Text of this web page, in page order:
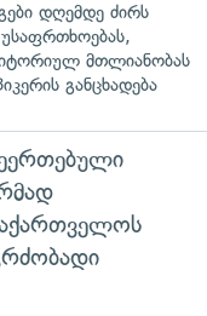
დღემდე ძირს
მთლიანობას
განცხადება